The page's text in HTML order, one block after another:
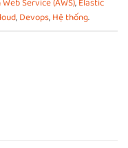
Service (AWS),Elastic
,Devops,Hệ thống.